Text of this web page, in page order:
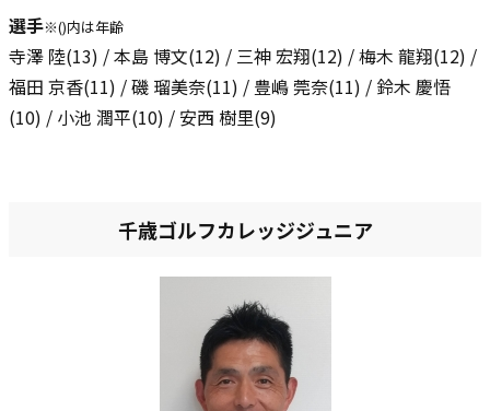
選手※()内は年齢
寺澤 陸(13) / 本島 博文(12) / 三神 宏翔(12) / 梅木 龍翔(12) /
福田 京香(11) / 磯 瑠美奈(11) / 豊嶋 莞奈(11) / 鈴木 慶悟
(10) / 小池 潤平(10) / 安西 樹里(9)
千歳ゴルフカレッジジュニア